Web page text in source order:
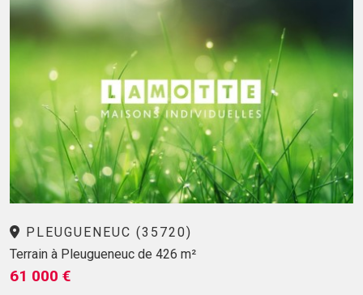
PLEUGUENEUC (35720)
Terrain à Pleugueneuc de 426 m²
61 000 €